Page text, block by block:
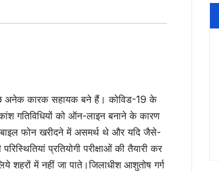
अनेक कारक सहायक बने हैं। कोविड-19 के
गतिविधियों को ऑन-लाइन बनाने के कारण
फोन खरीदने में असमर्थ थे और यदि जैसे-
प्रतियोगी परीक्षाओं की तैयारी कर
में नहीं जा पाते।जिलाधीश आशुतोष गर्ग